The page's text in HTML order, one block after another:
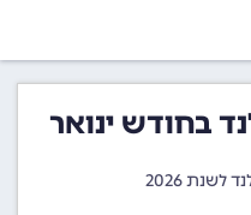
בחודש ינואר
2026